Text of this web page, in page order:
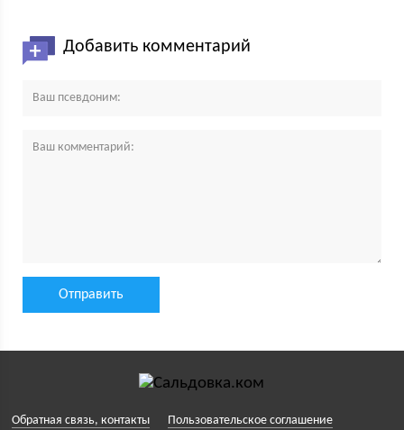
Добавить комментарий
Обратная связь, контакты Пользовательское соглашение